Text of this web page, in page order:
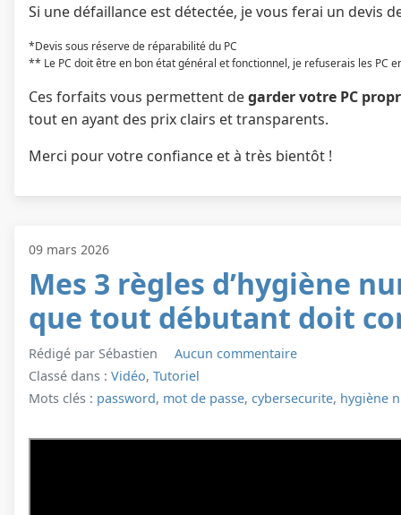
Si une défaillance est détectée, je vous ferai un devis
*Devis sous réserve de réparabilité du PC
** Le PC doit être en bon état général et fonctionnel, je refuserais les PC
Ces forfaits vous permettent degarder votre PC
tout en ayant des prix clairs et transparents.
Merci pour votre confiance et à très bientôt !
09 mars 2026
Mes 3 règles d’hygiène
que tout débutant doit
Rédigé par Sébastien
Aucun commentaire
Classé dans : Vidéo, Tutoriel
Mots clés : password, mot de passe, cybersecurite, hygiène